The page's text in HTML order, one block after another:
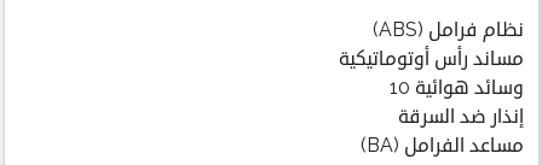
نظام فرامل (ABS)
مساند رأس أوتوماتيكية
وسائد هوائية 10
إنذار ضد السرقة
مساعد الفرامل (BA)